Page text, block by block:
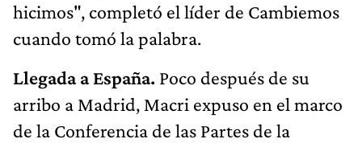
hicimos", completó el líder de Cambiemos
cuando tomó la palabra.
Llegada a España. Poco después de su
arribo a Madrid, Macri expuso en el marco
de la Conferencia de las Partes de la